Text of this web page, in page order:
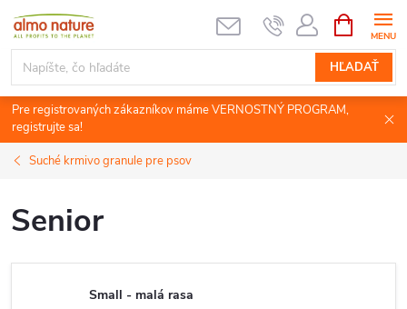
Prejsť
obsah
HĽADAŤ
KOŠÍK
Pre registrovaných zákazníkov máme VERNOSTNÝ PROGRAM,
registrujte sa!
Suché krmivo granule pre psov
Senior
Small - malá rasa